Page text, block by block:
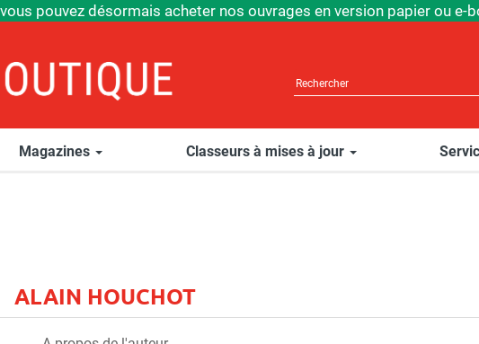
pouvez désormais acheter nos ouvrages en version papier ou e-
Magazines Classeurs à mises à jour
ALAIN HOUCHOT